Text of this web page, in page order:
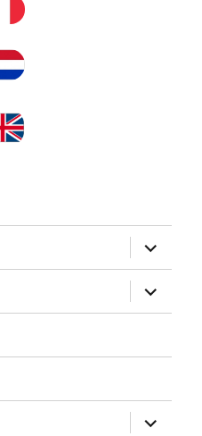
ouvrir
le
sous-
menu
ouvrir
le
sous-
ouvrir
le